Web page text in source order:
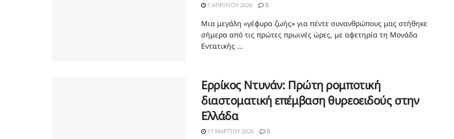
1 ΑΠΡΙΛΊΟΥ 2026 0
Μια μεγάλη «γέφυρα ζωής» για πέντε συνανθρώπους μας στήθηκε
σήμερα από τις πρώτες πρωινές ώρες, με αφετηρία τη Μονάδα
Εντατικής ...
Ερρίκος Ντυνάν: Πρώτη ρομποτική
διαστοματική επέμβαση θυρεοειδούς στην
Ελλάδα
11 ΜΑΡΤΊΟΥ 2026 0